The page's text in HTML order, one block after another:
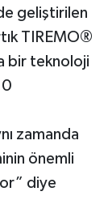
geliştirilen
TIREMO®
bir teknoloji
zamanda
önemli
diye